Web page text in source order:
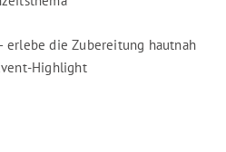
erlebe die Zubereitung hautnah
Highlight